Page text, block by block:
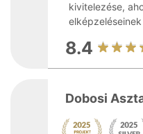
kivitelezése,
elképzeléseinek
8.4
Dobosi